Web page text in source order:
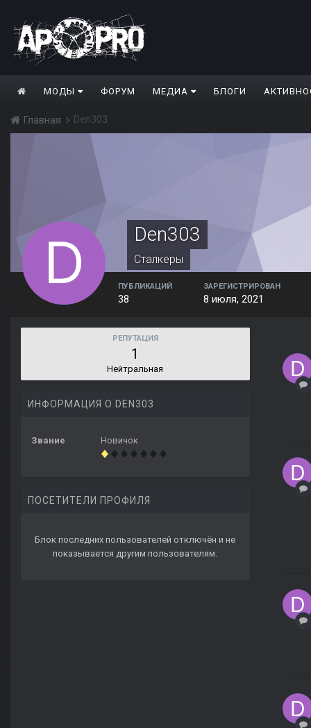
МОДЫ ФОРУМ МЕДИА БЛОГИ
Главная Den303
Den303
Сталкеры
ПУБЛИКАЦИЙ
38
ЗАРЕГИСТРИРОВАН
8 июля, 2021
РЕПУТАЦИЯ
1
Нейтральная
ИНФОРМАЦИЯ О DEN303
Звание Новичок
ПОСЕТИТЕЛИ ПРОФИЛЯ
Блок последних пользователей отключён и не
показывается другим пользователям.